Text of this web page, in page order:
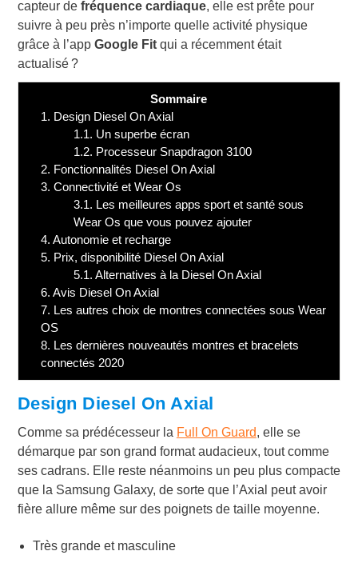
capteur defréquence cardiaque, elle est prête pour
suivre à peu près n’importe quelle activité physique
grâce à l’app Google Fitqui a récemment était
actualisé ?
Sommaire
1. Design Diesel On Axial
1.1. Un superbe écran
1.2. Processeur Snapdragon 3100
2. Fonctionnalités Diesel On Axial
3. Connectivité et Wear Os
3.1. Les meilleures apps sport et santé sous
Wear Os que vous pouvez ajouter
4. Autonomie et recharge
5. Prix, disponibilité Diesel On Axial
5.1. Alternatives à la Diesel On Axial
6. Avis Diesel On Axial
7. Les autres choix de montres connectées sous Wear
OS
8. Les dernières nouveautés montres et bracelets
connectés 2020
Design Diesel On Axial
Comme sa prédécesseur la Full On Guard, elle se
démarque par son grand format audacieux, tout comme
ses cadrans. Elle reste néanmoins un peu plus compacte
que la Samsung Galaxy, de sorte que l’Axial peut avoir
fière allure même sur des poignets de taille moyenne.
Très grande et masculine